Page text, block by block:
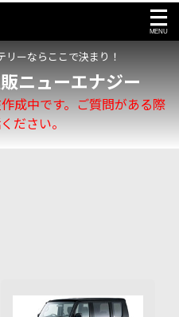
ーならここで決まり！
ニューエナジー
成中です。ご質問がある際
ださい。